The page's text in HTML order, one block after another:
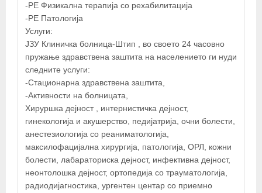
-РЕ Физикална терапија со рехабилитација
-РЕ Патологија
Услуги:
ЈЗУ Клиничка болница-Штип , во своето 24 часовно
пружање здравствена заштита на населението ги нуди
следните услуги:
-Стационарна здравствена заштита,
-Активности на болницата,
Хируршка дејност , интернистичка дејност,
гинекологија и акушерство, педијатрија, очни болести,
анестезиологија со реаниматологија,
максилофацијална хирургија, патологија, ОРЛ, кожни
болести, лабараториска дејност, инфективна дејност,
неонтолошка дејност, ортопедија со трауматологија,
радиодијагностика, ургентен центар со приемно